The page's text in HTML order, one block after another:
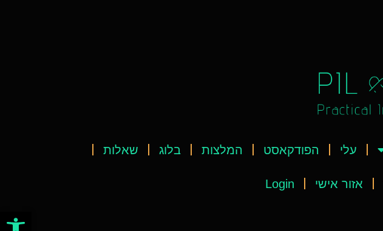
פתח
עלי הפודקאסט המלצות בלוג שאלות
אזור אישי Login